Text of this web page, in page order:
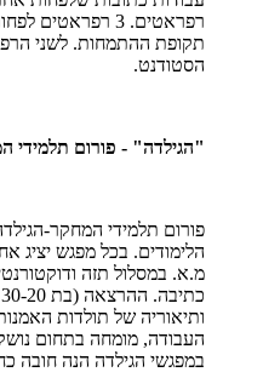
רפראטים. 3
תקופת ההתמחות. לשני
הסטודנט.
"הגילדה" - פורום תלמידי
פורום תלמידי המחקר-
הלימודים. בכל מפגש יציג
מ.א. במסלול תזה
ותיאוריה של תולדות
העבודה, מומחה בתחום
במפגשי הגילדה הנה חובה